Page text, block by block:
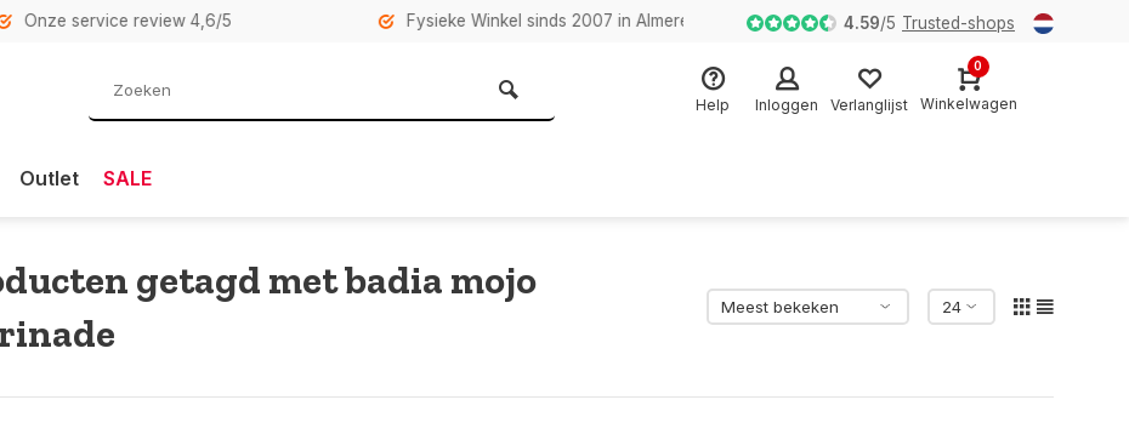
service review 4,6/5 Fysieke Winkel sinds 2007 in Almere 4.59/5 Trusted-shops
Help Inloggen Verlanglijst
0
Winkelwagen
Outlet SALE
getagd met badia mojo